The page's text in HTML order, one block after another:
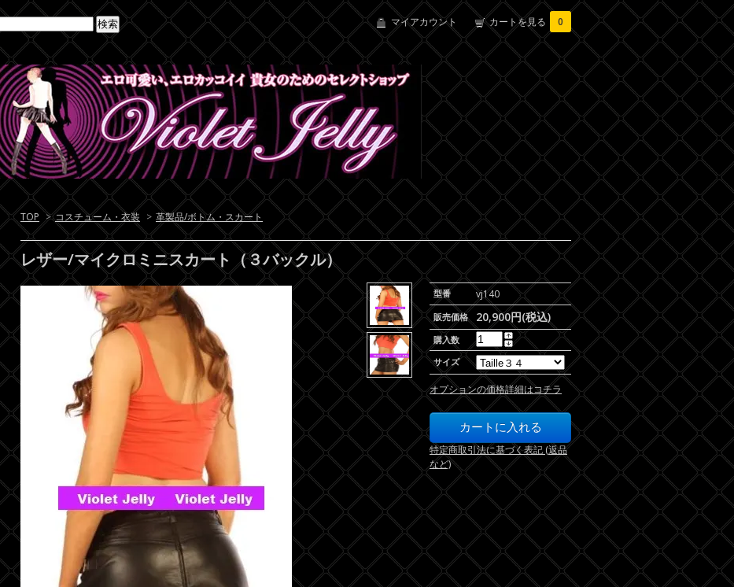
マイアカウント カートを見る 0
TOP > コスチューム・衣装 > 革製品/ボトム・スカート
レザー/マイクロミニスカート（３バックル）
型番 vj140
販売価格 20,900円(税込)
購入数
サイズ
オプションの価格詳細はコチラ
特定商取引法に基づく表記 (返品
など)